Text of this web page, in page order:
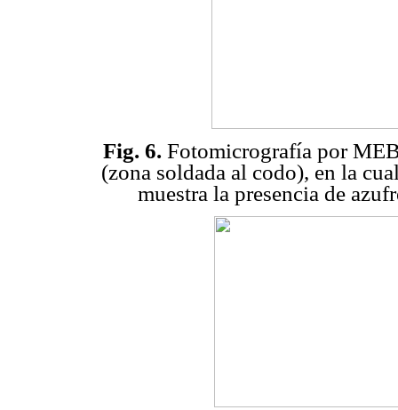
Fig. 6. Fotomicrografía por
(zona soldada al codo), en la
muestra la presencia de